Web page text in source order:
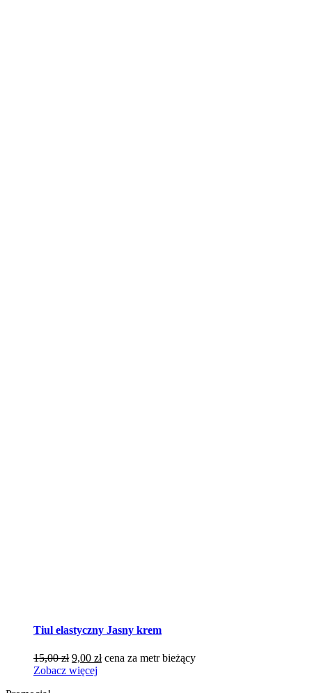
Tiul elastyczny Jasny krem
15,00zł Pierwotna
cena
9,00 złAktualna
cena za metr bieżący
Zobacz więcej